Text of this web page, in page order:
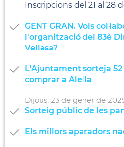
Inscripcions del 21 al 28
GENT GRAN. Vols
l'organització del 83è
Vellesa?
L'Ajuntament sorteja
comprar a Alella
Dijous, 23 de gener de
Sorteig públic de les
Els millors aparadors